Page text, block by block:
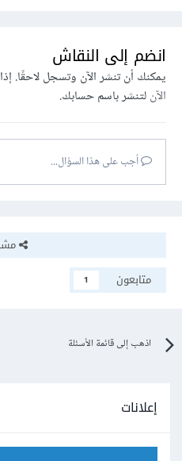
انضم إلى النقاش
يمكنك أن تنشر الآن وتسجل لاحقًا.
الآنلتنشر باسم حسابك.
أجب على هذا السؤال...
متابعون
1
اذهب إلى قائمة الأسئلة
إعلانات